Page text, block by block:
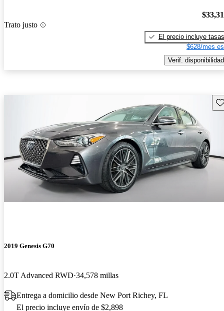
Trato justo
El precio incluye tasas
$628/mes
Verif. disponibilidad
2019 Genesis G70
2.0T Advanced RWD 34,578 millas
Entrega a domicilio desde New Port Richey, FL
El precio incluye envío de $2,898